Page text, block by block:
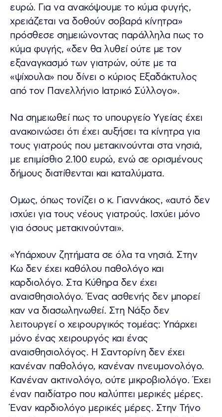
ευρώ. Για να ανακόψουμε το κύμα φυγής,
χρειάζεται να δοθούν σοβαρά κίνητρα»
πρόσθεσε σημειώνοντας παράλληλα πως το
κύμα φυγής, «δεν θα λυθεί ούτε με τον
εξαναγκασμό των γιατρών, ούτε με τα
«ψίχουλα» που δίνει ο κύριος Εξαδάκτυλος
από τον Πανελλήνιο Ιατρικό Σύλλογο».
Να σημειωθεί πως το υπουργείο Υγείας έχει
ανακοινώσει ότι έχει αυξήσει τα κίνητρα για
τους γιατρούς που μετακινούνται στα νησιά,
με επιμίσθιο 2.100 ευρώ, ενώ σε ορισμένους
δήμους διατίθενται και καταλύματα.
Ομως, όπως τονίζει ο κ. Γιαννάκος, «αυτό δεν
ισχύει για τους νέους γιατρούς. Ισχύει μόνο
για όσους μετακινούνται».
«Υπάρχουν ζητήματα σε όλα τα νησιά. Στην
Κω δεν έχει καθόλου παθολόγο και
καρδιολόγο. Στα Κύθηρα δεν έχει
αναισθησιολόγο. Ένας ασθενής δεν μπορεί
καν να διασωληνωθεί. Στη Νάξο δεν
λειτουργεί ο χειρουργικός τομέας: Υπάρχει
μόνο ένας χειρουργός και ένας
αναισθησιολόγος. Η Σαντορίνη δεν έχει
κανέναν παθολόγο, κανέναν πνευμονολόγο.
Κανέναν ακτινολόγο, ούτε μικροβιολόγο. Έχει
έναν παιδίατρο που καλύπτει μερικές μέρες.
Έναν καρδιολόγο μερικές μέρες. Στην Τήνο